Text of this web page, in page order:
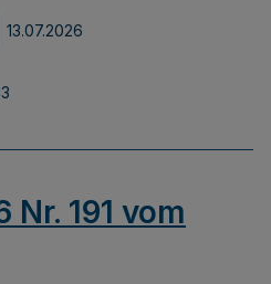
13.07.2026
Nr. 191 vom